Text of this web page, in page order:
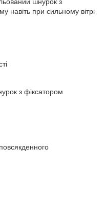
навіть при сильному вітрі
з фіксатором